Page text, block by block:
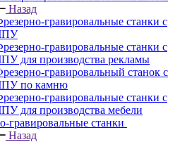
Назад
гравировальные станки с
гравировальные станки с
для производства рекламы
гравировальный станок с
по камню
гравировальные станки с
для производства мебели
гравировальные станки
Назад